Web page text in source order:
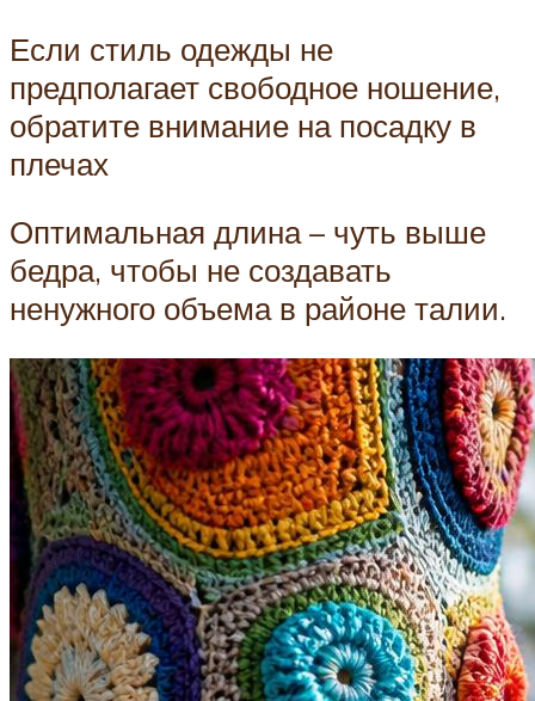
Если стиль одежды не
предполагает свободное ношение,
обратите внимание на посадку в
плечах
Оптимальная длина – чуть выше
бедра, чтобы не создавать
ненужного объема в районе талии.